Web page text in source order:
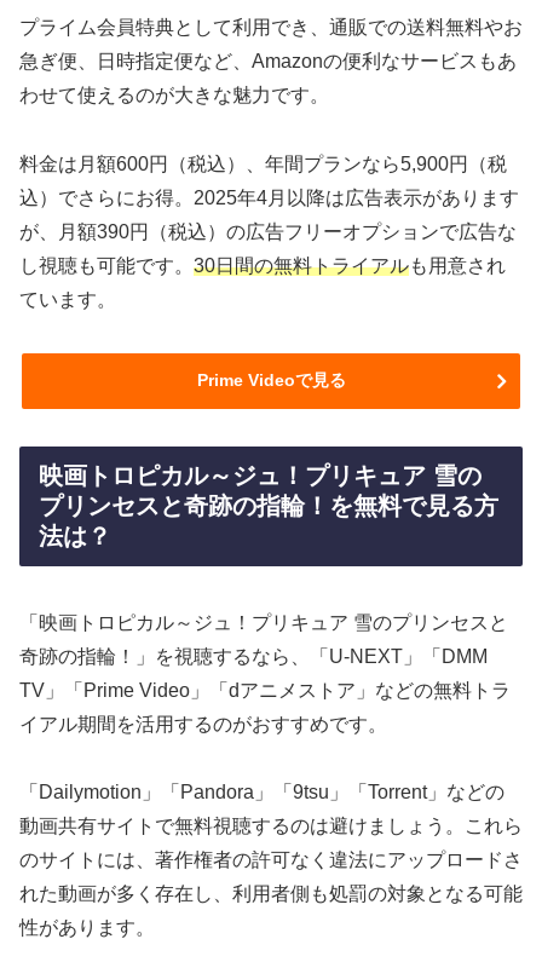
プライム会員特典として利用でき、通販での送料無料やお
急ぎ便、日時指定便など、Amazonの便利なサービスもあ
わせて使えるのが大きな魅力です。
料金は月額600円（税込）、年間プランなら5,900円（税
込）でさらにお得。2025年4月以降は広告表示があります
が、月額390円（税込）の広告フリーオプションで広告な
し視聴も可能です。 30日間の無料トライアルも用意され
ています。
Prime Videoで見る
映画トロピカル～ジュ！プリキュア 雪の
プリンセスと奇跡の指輪！を無料で見る方
法は？
「映画トロピカル～ジュ！プリキュア 雪のプリンセスと
奇跡の指輪！」を視聴するなら、「U-NEXT」「DMM
TV」「Prime Video」「dアニメストア」などの無料トラ
イアル期間を活用するのがおすすめです。
「Dailymotion」「Pandora」「9tsu」「Torrent」などの
動画共有サイトで無料視聴するのは避けましょう。これら
のサイトには、著作権者の許可なく違法にアップロードさ
れた動画が多く存在し、利用者側も処罰の対象となる可能
性があります。